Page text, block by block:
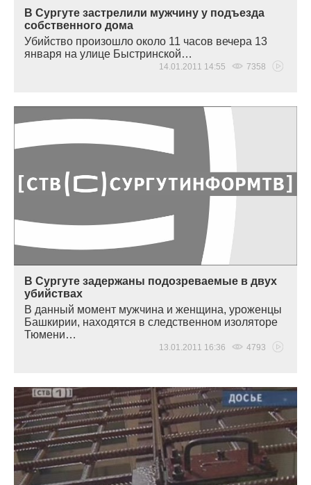
В Сургуте застрелили мужчину у подъезда
собственного дома
Убийство произошло около 11 часов вечера 13
января на улице Быстринской…
14.01.2011 14:55 7358
В Сургуте задержаны подозреваемые в двух
убийствах
В данный момент мужчина и женщина, уроженцы
Башкирии, находятся в следственном изоляторе
Тюмени…
13.01.2011 16:36 4793